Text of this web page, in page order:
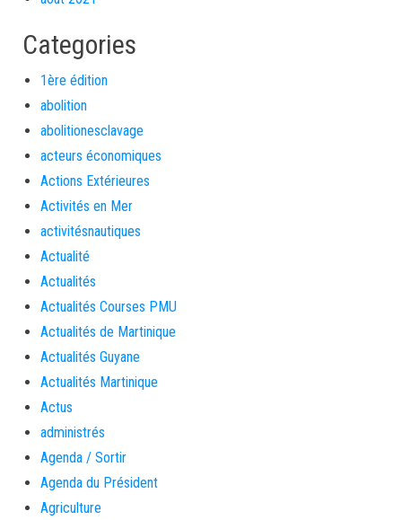
Categories
1ère édition
abolition
abolitionesclavage
acteurs économiques
Actions Extérieures
Activités en Mer
activitésnautiques
Actualité
Actualités
Actualités Courses PMU
Actualités de Martinique
Actualités Guyane
Actualités Martinique
Actus
administrés
Agenda / Sortir
Agenda du Président
Agriculture